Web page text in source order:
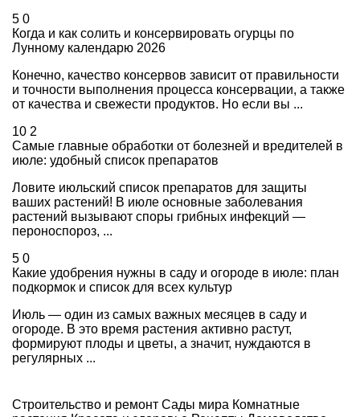
5 0
Когда и как солить и консервировать огурцы по
Лунному календарю 2026
Конечно, качество консервов зависит от правильности
и точности выполнения процесса консервации, а также
от качества и свежести продуктов. Но если вы ...
10 2
Самые главные обработки от болезней и вредителей в
июле: удобный список препаратов
Ловите июльский список препаратов для защиты
ваших растений! В июле основные заболевания
растений вызывают споры грибных инфекций —
пероноспороз, ...
5 0
Какие удобрения нужны в саду и огороде в июле: план
подкормок и список для всех культур
Июль — один из самых важных месяцев в саду и
огороде. В это время растения активно растут,
формируют плоды и цветы, а значит, нуждаются в
регулярных ...
Строительство и ремонт Сады мира Комнатные